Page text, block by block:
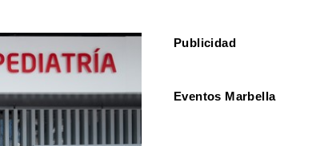
Publicidad
Eventos Marbella